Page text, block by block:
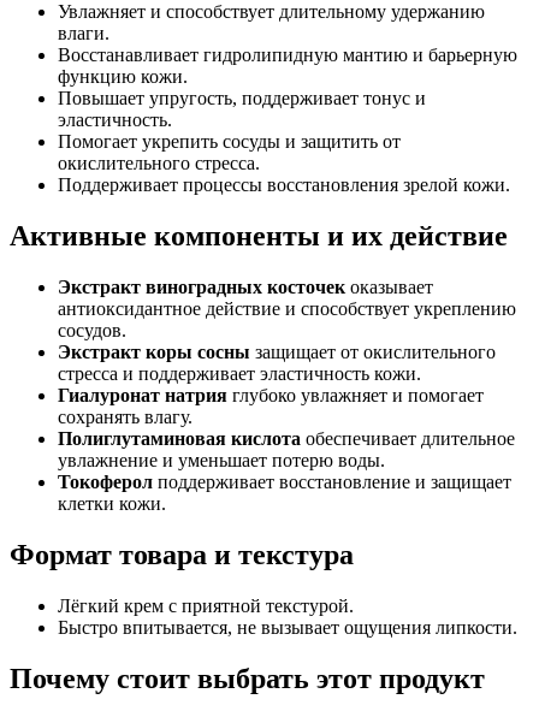
Увлажняет и способствует длительному удержанию
влаги.
Восстанавливает гидролипидную мантию и барьерную
функцию кожи.
Повышает упругость, поддерживает тонус и
эластичность.
Помогает укрепить сосуды и защитить от
окислительного стресса.
Поддерживает процессы восстановления зрелой кожи.
Активные компоненты и их действие
Экстракт виноградных косточек оказывает
антиоксидантное действие и способствует укреплению
сосудов.
Экстракт коры сосны защищает от окислительного
стресса и поддерживает эластичность кожи.
Гиалуронат натрия глубоко увлажняет и помогает
сохранять влагу.
Полиглутаминовая кислота обеспечивает длительное
увлажнение и уменьшает потерю воды.
Токоферол поддерживает восстановление и защищает
клетки кожи.
Формат товара и текстура
Лёгкий крем с приятной текстурой.
Быстро впитывается, не вызывает ощущения липкости.
Почему стоит выбрать этот продукт